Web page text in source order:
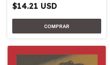
$14.21 USD